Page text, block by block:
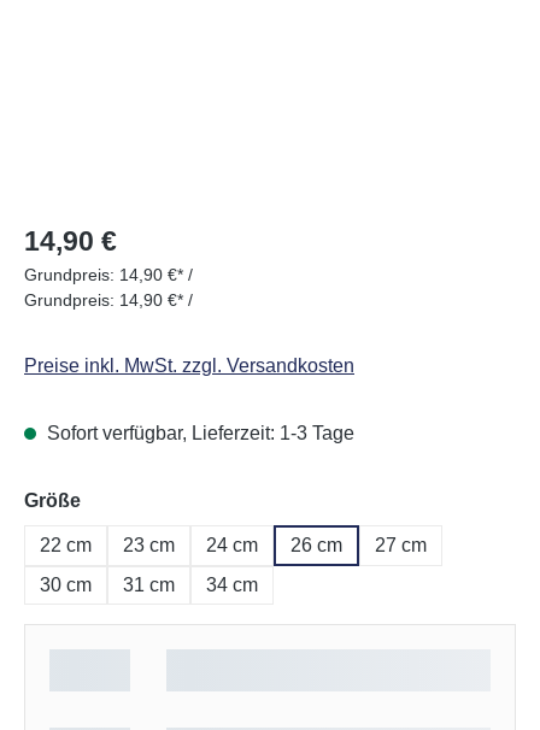
Regulärer Preis:
14,90 €
Grundpreis: 14,90 €* /
Grundpreis: 14,90 €* /
Preise inkl. MwSt. zzgl. Versandkosten
Sofort verfügbar, Lieferzeit: 1-3 Tage
Größeauswählen
22 cm 23 cm 24 cm 26 cm
27 cm
30 cm
31 cm 34 cm